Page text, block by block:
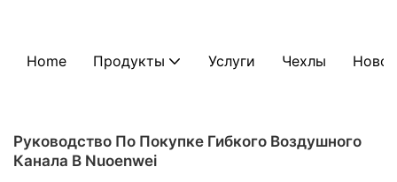
Home Продукты Услуги Чехлы
Руководство По Покупке Гибкого Воздушного
Канала В Nuoenwei